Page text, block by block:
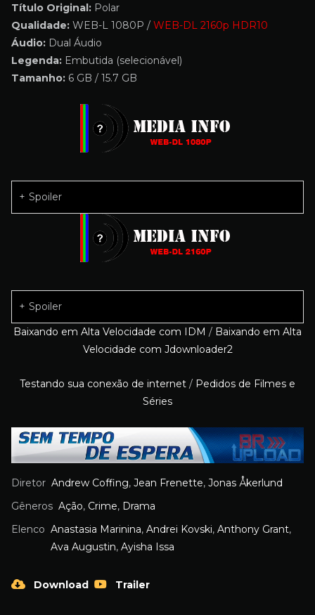
Título Original: Polar
Qualidade: WEB-L 1080P / WEB-DL 2160p HDR10
Áudio: Dual Áudio
Legenda: Embutida (selecionável)
Tamanho: 6 GB / 15.7 GB
Spoiler
Spoiler
Baixando em Alta Velocidade com IDM / Baixando em Alta
Velocidade com Jdownloader2
Testando sua conexão de internet / Pedidos de Filmes e
Séries
Diretor Andrew Coffing, Jean Frenette, Jonas Åkerlund
Gêneros Ação, Crime, Drama
Elenco Anastasia Marinina, Andrei Kovski, Anthony Grant,
Ava Augustin, Ayisha Issa
Download Trailer